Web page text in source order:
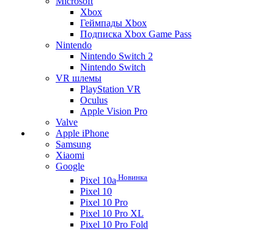
Xbox
Геймпады Xbox
Подписка Xbox Game Pass
Nintendo
Nintendo Switch 2
Nintendo Switch
VR шлемы
PlayStation VR
Oculus
Apple Vision Pro
Valve
Apple iPhone
Samsung
Xiaomi
Google
Pixel 10a Новинка
Pixel 10
Pixel 10 Pro
Pixel 10 Pro XL
Pixel 10 Pro Fold